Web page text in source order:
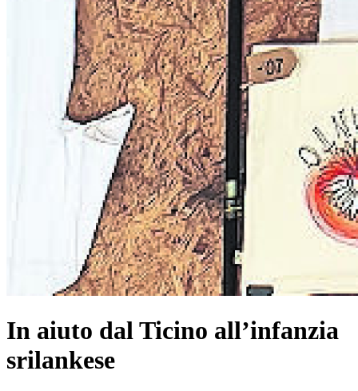
In aiuto dal Ticino all’infanzia
srilankese